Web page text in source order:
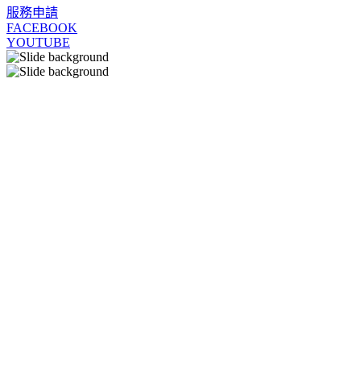
服務申請
FACEBOOK
YOUTUBE